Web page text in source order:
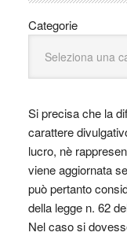
Categorie
Si precisa che la
carattere
lucro, nè
viene aggiornata
può pertanto
della legge n. 62
Nel caso si